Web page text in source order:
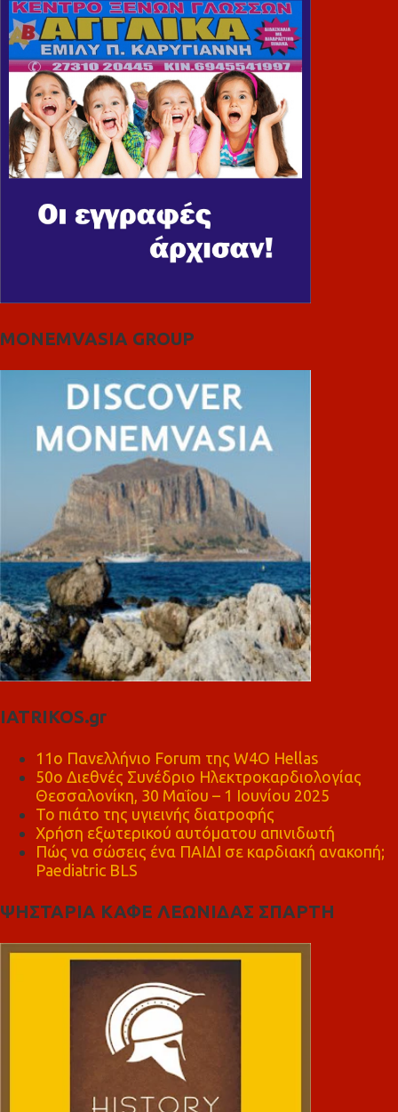
MONEMVASIA GROUP
IATRIKOS.gr
11ο Πανελλήνιο Forum της W4O Hellas
50ο Διεθνές Συνέδριο Ηλεκτροκαρδιολογίας
Θεσσαλονίκη, 30 Μαΐου – 1 Ιουνίου 2025
Το πιάτο της υγιεινής διατροφής
Χρήση εξωτερικού αυτόματου απινιδωτή
Πώς να σώσεις ένα ΠΑΙΔΙ σε καρδιακή ανακοπή;
Paediatric BLS
ΨΗΣΤΑΡΙΑ ΚΑΦΕ ΛΕΩΝΙΔΑΣ ΣΠΑΡΤΗ